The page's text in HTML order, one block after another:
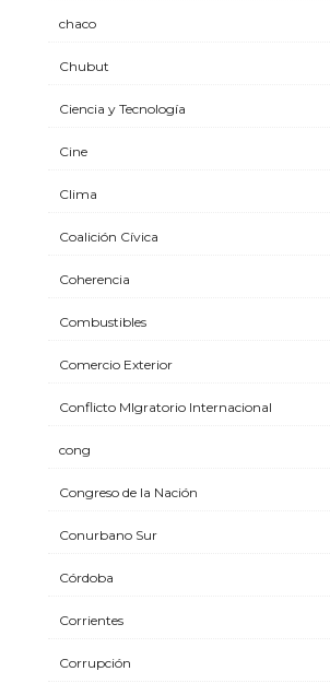
chaco
Chubut
Ciencia y Tecnología
Cine
Clima
Coalición Cívica
Coherencia
Combustibles
Comercio Exterior
Conflicto MIgratorio Internacional
cong
Congreso de la Nación
Conurbano Sur
Córdoba
Corrientes
Corrupción